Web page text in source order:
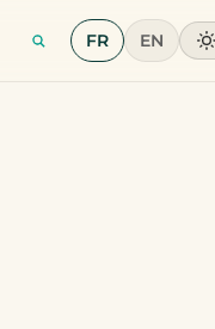
FR EN